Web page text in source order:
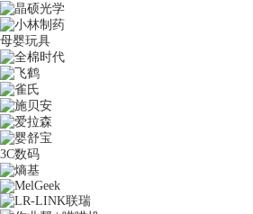
母婴玩具
3C数码